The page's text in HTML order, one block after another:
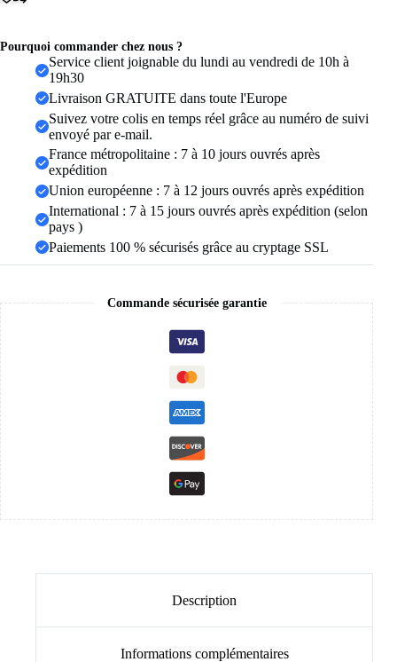
bonbon,
soulever
américaines
respirantes
Pourquoi commander chez nous ?
Service client joignable du lundi au vendredi de 10h à
19h30
Livraison GRATUITE dans toute l'Europe
Suivez votre colis en temps réel grâce au numéro de suivi
envoyé par e-mail.
France métropolitaine : 7 à 10 jours ouvrés après
expédition
Union européenne : 7 à 12 jours ouvrés après expédition
International : 7 à 15 jours ouvrés après expédition (selon
pays )
Paiements 100 % sécurisés grâce au cryptage SSL
Commande sécurisée garantie
Description
Informations complémentaires